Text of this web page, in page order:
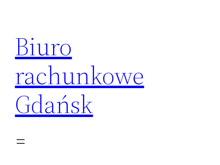
treści
Biuro
rachunkowe
Gdańsk